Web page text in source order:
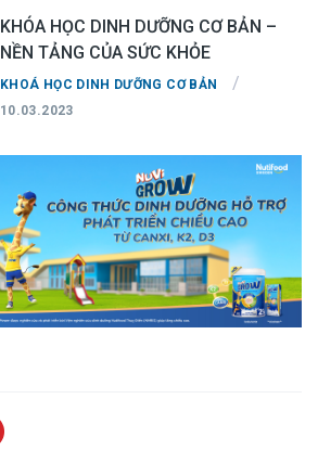
KHÓA HỌC DINH DƯỠNG CƠ BẢN –
NỀN TẢNG CỦA SỨC KHỎE
KHOÁ HỌC DINH DƯỠNG CƠ BẢN /
10.03.2023